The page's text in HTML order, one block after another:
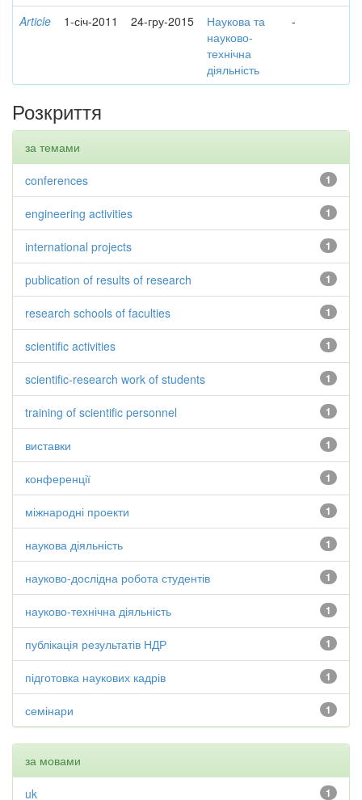
Article 1-січ-2011 24-гру-2015
Наукова та
науково-
технічна
діяльність
-
Розкриття
за темами
1
conferences
1
engineering activities
1
international projects
1
publication of results of research
1
research schools of faculties
1
scientific activities
1
scientific-research work of students
1
training of scientific personnel
1
виставки
1
конференції
1
міжнародні проекти
1
наукова діяльність
1
науково-дослідна робота студентів
1
науково-технічна діяльність
1
публікація результатів НДР
1
підготовка наукових кадрів
1
семінари
за мовами
1
uk